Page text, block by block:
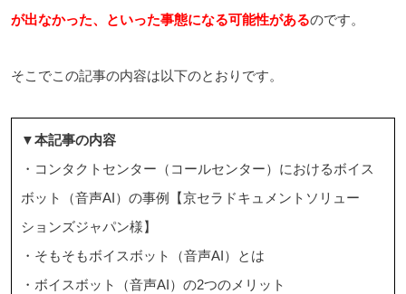
が出なかった、といった事態になる可能性があるのです。
そこでこの記事の内容は以下のとおりです。
▼本記事の内容
・コンタクトセンター（コールセンター）におけるボイス
ボット（音声AI）の事例【京セラドキュメントソリュー
ションズジャパン様】
・そもそもボイスボット（音声AI）とは
・ボイスボット（音声AI）の2つのメリット